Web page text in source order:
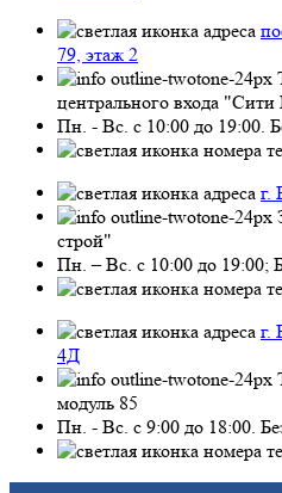
79, этаж 2
центрального входа
Пн. - Вс. с 10:00 до 19:00.
г.
строй"
Пн. – Вс. с 10:00 до 19:00;
г.
4Д
модуль 85
Пн. - Вс. с 9:00 до 18:00.